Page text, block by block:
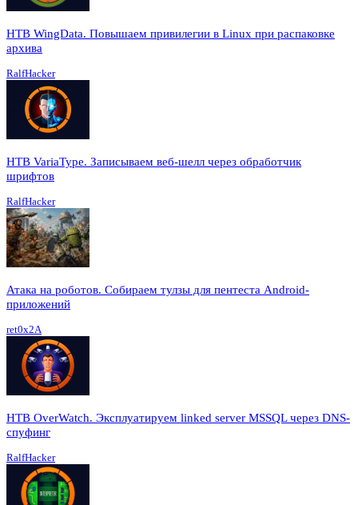
HTB WingData. Повышаем привилегии в Linux при распаковке
архива
RalfHacker
HTB VariaType. Записываем веб-шелл через обработчик
шрифтов
RalfHacker
Атака на роботов. Собираем тулзы для пентеста Android-
приложений
ret0x2A
HTB OverWatch. Эксплуатируем linked server MSSQL через DNS-
спуфинг
RalfHacker